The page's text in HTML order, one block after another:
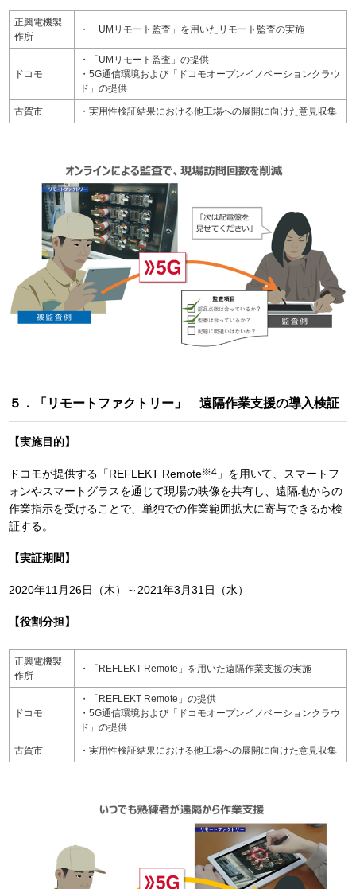
正興電機製
作所
・「UMリモート監査」を用いたリモート監査の実施
ドコモ
・「UMリモート監査」の提供
・5G通信環境および「ドコモオープンイノベーションクラウ
ド」の提供
古賀市 ・実用性検証結果における他工場への展開に向けた意見収集
５．「リモートファクトリー」 遠隔作業支援の導入検証
【実施目的】
ドコモが提供する「REFLEKT Remote※4 」を用いて、スマートフ
ォンやスマートグラスを通じて現場の映像を共有し、遠隔地からの
作業指示を受けることで、単独での作業範囲拡大に寄与できるか検
証する。
【実証期間】
2020年11月26日（木）～2021年3月31日（水）
【役割分担】
正興電機製
作所
・「REFLEKT Remote」を用いた遠隔作業支援の実施
ドコモ
・「REFLEKT Remote」の提供
・5G通信環境および「ドコモオープンイノベーションクラウ
ド」の提供
古賀市 ・実用性検証結果における他工場への展開に向けた意見収集